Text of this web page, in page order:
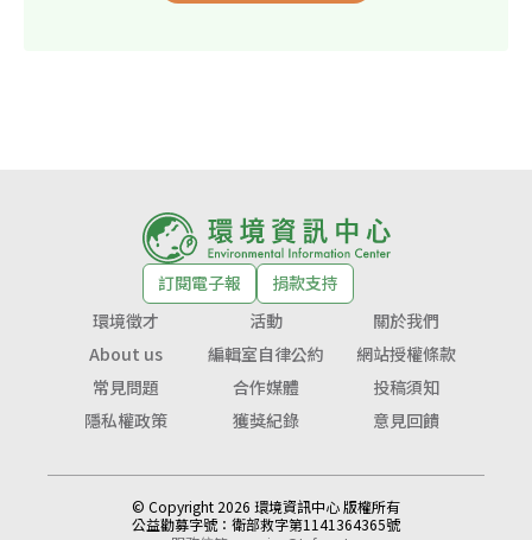
訂閱電子報
捐款支持
環境徵才
活動
關於我們
About us
編輯室自律公約
網站授權條款
常見問題
合作媒體
投稿須知
隱私權政策
獲獎紀錄 意見回饋
© Copyright 2026 環境資訊中心 版權所有
公益勸募字號： 衛部救字第1141364365號